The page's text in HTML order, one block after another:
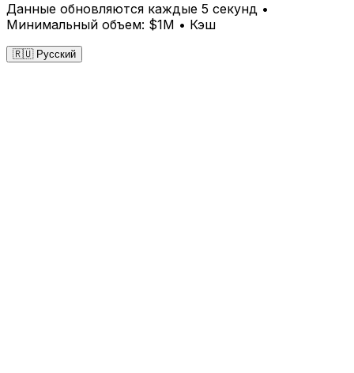
Данные обновляются каждые 5 секунд •
Минимальный объем: $1M • Кэш
🇷🇺 Русский